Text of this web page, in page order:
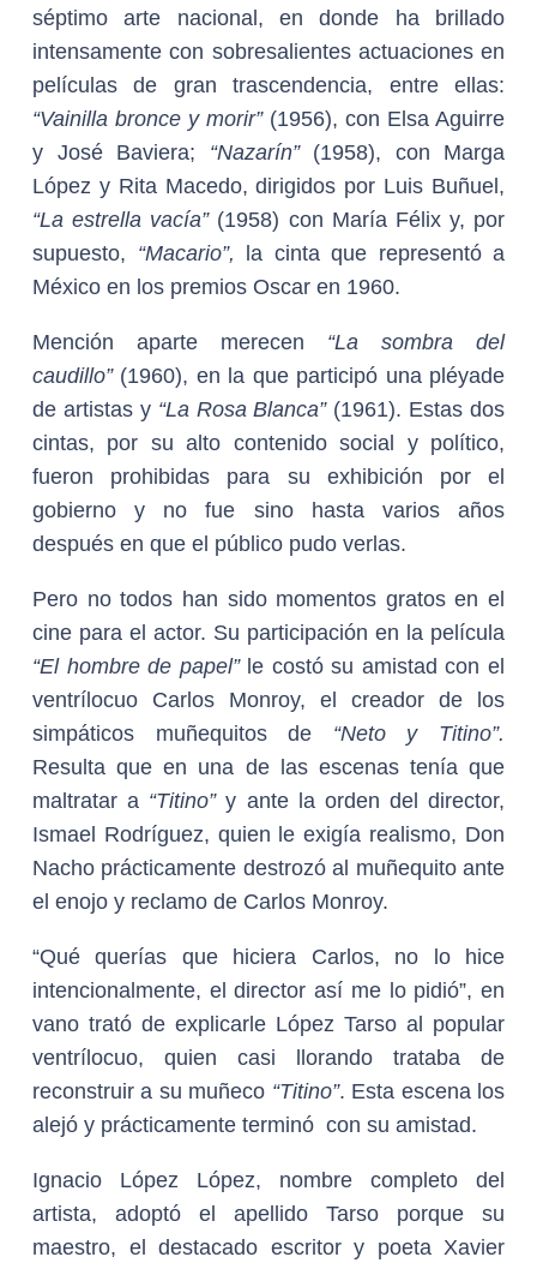
séptimo arte nacional, en donde ha brillado
intensamente con sobresalientes actuaciones en
películas de gran trascendencia, entre ellas:
“Vainilla bronce y morir” (1956), con Elsa Aguirre
y José Baviera; “Nazarín”(1958), con Marga
López y Rita Macedo, dirigidos por Luis Buñuel,
“La estrella vacía”(1958) con María Félix y, por
supuesto, “Macario”, la cinta que representó a
México en los premios Oscar en 1960.
Mención aparte merecen “La sombra del
caudillo”(1960), en la que participó una pléyade
de artistas y “La Rosa Blanca” (1961). Estas dos
cintas, por su alto contenido social y político,
fueron prohibidas para su exhibición por el
gobierno y no fue sino hasta varios años
después en que el público pudo verlas.
Pero no todos han sido momentos gratos en el
cine para el actor. Su participación en la película
“El hombre de papel”le costó su amistad con el
ventrílocuo Carlos Monroy, el creador de los
simpáticos muñequitos de “Neto y Titino”.
Resulta que en una de las escenas tenía que
maltratar a “Titino”y ante la orden del director,
Ismael Rodríguez, quien le exigía realismo, Don
Nacho prácticamente destrozó al muñequito ante
el enojo y reclamo de Carlos Monroy.
“Qué querías que hiciera Carlos, no lo hice
intencionalmente, el director así me lo pidió”, en
vano trató de explicarle López Tarso al popular
ventrílocuo, quien casi llorando trataba de
reconstruir a su muñeco “Titino”. Esta escena los
alejó y prácticamente terminó con su amistad.
Ignacio López López, nombre completo del
artista, adoptó el apellido Tarso porque su
maestro, el destacado escritor y poeta Xavier